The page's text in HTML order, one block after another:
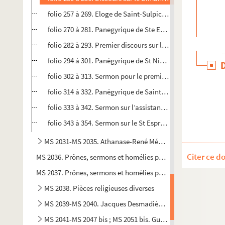
folio 257 à 269. Eloge de Saint-Sulpice archevêque de
folio 270 à 281. Panegyrique de Ste Elisabethe, fille du
folio 282 à 293. Premier discours sur l’Evangile du
folio 294 à 301. Panégyrique de St Nicolas (par le même)
folio 302 à 313. Sermon pour le premier dimanche de
folio 314 à 332. Panégyrique de Saint-Paul, prêché en 1750
folio 333 à 342. Sermon sur l’assistance à la messe,
folio 343 à 354. Sermon sur le St Esprit prêché à Ste
MS 2031-MS 2035. Athanase-René Mérault. Papiers
MS 2036. Prônes, sermons et homélies pouvant être
MS 2037. Prônes, sermons et homélies pouvant être attribué
MS 2038. Pièces religieuses diverses
MS 2039-MS 2040. Jacques Desmadières. Papiers
MS 2041-MS 2047 bis ; MS 2051 bis. Guillaume-Germain
Citer ce